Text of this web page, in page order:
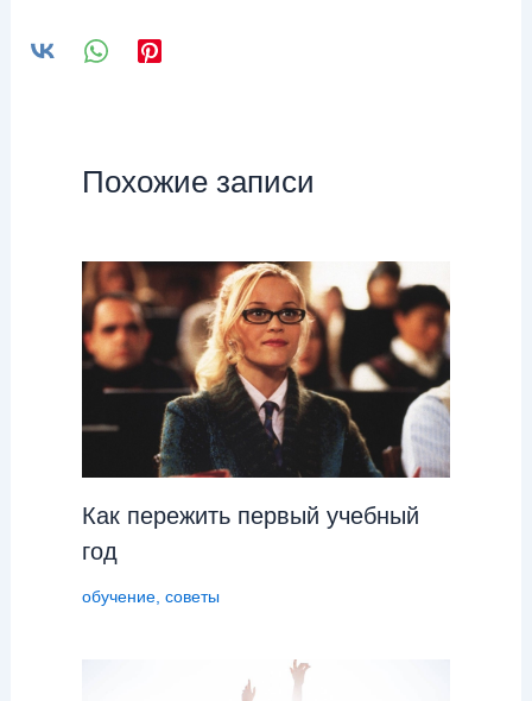
Похожие записи
Как пережить первый учебный
год
обучение, советы